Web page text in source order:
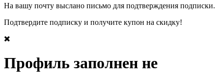
На вашу почту выслано письмо для подтверждения подписки.
Подтвердите подписку и получите купон на скидку!
Профиль заполнен не